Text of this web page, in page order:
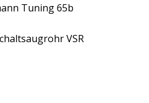
Tuning 65b
VSR